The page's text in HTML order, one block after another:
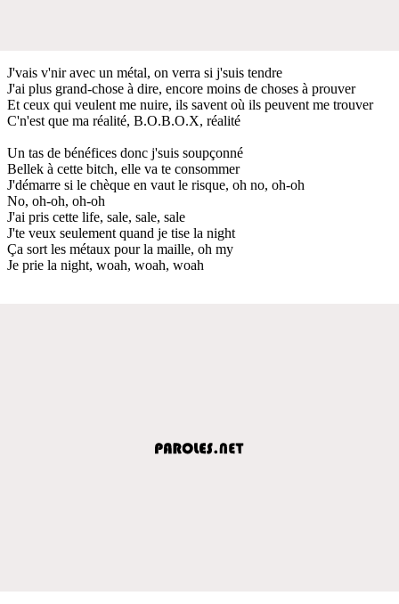
J'vais v'nir avec un métal, on verra si j'suis tendre
J'ai plus grand-chose à dire, encore moins de choses à prouver
Et ceux qui veulent me nuire, ils savent où ils peuvent me trouver
C'n'est que ma réalité, B.O.B.O.X, réalité
Un tas de bénéfices donc j'suis soupçonné
Bellek à cette bitch, elle va te consommer
J'démarre si le chèque en vaut le risque, oh no, oh-oh
No, oh-oh, oh-oh
J'ai pris cette life, sale, sale, sale
J'te veux seulement quand je tise la night
Ça sort les métaux pour la maille, oh my
Je prie la night, woah, woah, woah